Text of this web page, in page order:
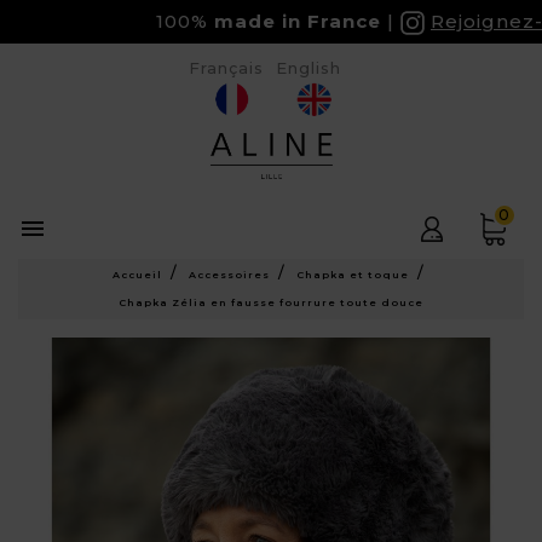
100%made in France Rejoignez-
 0
Français English
Accueil Accessoires Chapka et toque
Chapka Zélia en fausse fourrure toute douce